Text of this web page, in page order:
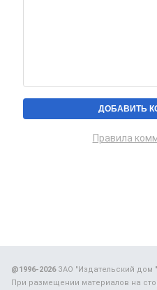
Правила
@1996-2026ЗАО "Издательский дом
При размещении материалов на